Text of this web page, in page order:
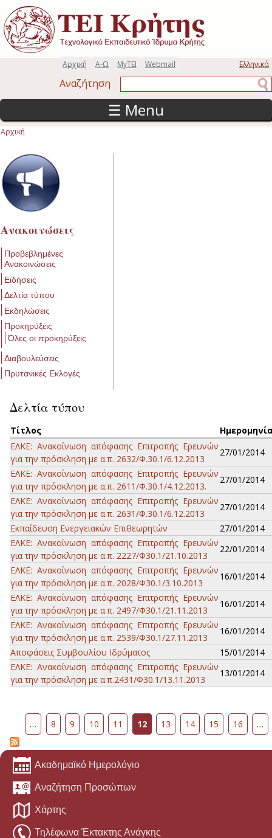
Παράκαμψη προς το κυρίως περιεχόμενο
Ελληνικά
Webmail
MyTEI
Α-Ω
Αρχική
Αναζήτηση
☰ Menu
Αρχική
Ανακοινώσεις
Προβεβλημένες
Ανακοινώσεις
Ειδήσεις
Δελτία τύπου
Εκδηλώσεις
Προκηρύξεις
Όλες οι προκηρύξεις
Διαβουλεύσεις
Πρυτανικές Εκλογές
Δελτία τύπου
Τίτλος
ΕΛΚΕ: Ανακοίνωση απόφασης Επιτροπής Ερευνών
για την πρόσκληση με α.π. 2632/Φ.30.1/6.12.2013
27/01/2014
ΕΛΚΕ: Ανακοίνωση απόφασης Επιτροπής Ερευνών
για την πρόσκληση με α.π. 2611/Φ.30.1/4.12.2013.
27/01/2014
ΕΛΚΕ: Ανακοίνωση απόφασης Επιτροπής Ερευνών
για την πρόσκληση με α.π. 2631/Φ.30.1/6.12.2013
27/01/2014
Εκπαίδευση Ενεργειακών Επιθεωρητών
27/01/2014
ΕΛΚΕ: Ανακοίνωση απόφασης Επιτροπής Ερευνών
για την πρόσκληση με α.π. 2227/Φ30.1/21.10.2013
22/01/2014
ΕΛΚΕ: Ανακοίνωση απόφασης Επιτροπής Ερευνών
για την πρόσκληση με α.π. 2028/Φ30.1/3.10.2013
16/01/2014
ΕΛΚΕ: Ανακοίνωση απόφασης Επιτροπής Ερευνών
για την πρόσκληση με α.π. 2497/Φ30.1/21.11.2013
16/01/2014
ΕΛΚΕ: Ανακοίνωση απόφασης Επιτροπής Ερευνών
για την πρόσκληση με α.π. 2539/Φ30.1/27.11.2013
16/01/2014
Αποφάσεις Συμβουλίου Ιδρύματος
15/01/2014
ΕΛΚΕ: Ανακοίνωση απόφασης Επιτροπής Ερευνών
για την πρόσκληση με α.π.2431/Φ30.1/13.11.2013
13/01/2014
… 8 9 10 11 12 13 14 15 16 …
Ακαδημαϊκό Ημερολόγιο
Αναζήτηση Προσώπων
Χάρτης
Τηλέφωνα Έκτακτης Ανάγκης